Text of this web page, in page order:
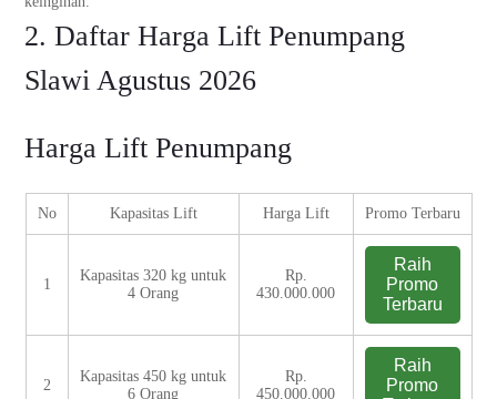
2. Daftar Harga Lift Penumpang
Slawi Agustus 2026
Harga Lift Penumpang
No Kapasitas Lift Harga Lift Promo Terbaru
1
Kapasitas 320 kg untuk
4 Orang
Rp.
430.000.000
Raih
Promo
Terbaru
2
Kapasitas 450 kg untuk
6 Orang
Rp.
450.000.000
Raih
Promo